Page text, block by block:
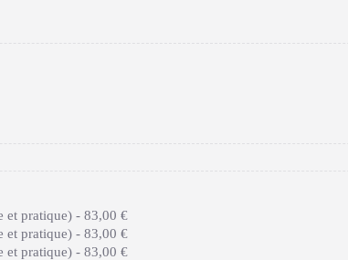
et pratique) - 83,00 €
et pratique) - 83,00 €
et pratique) - 83,00 €